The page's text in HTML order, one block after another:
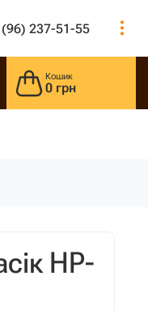
(96) 237-51-55
Кошик
0 грн
HP-